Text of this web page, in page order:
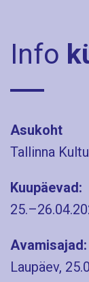
Info
Asukoht
Tallinna
Kuupäevad:
Avamisajad:
Laupäev,